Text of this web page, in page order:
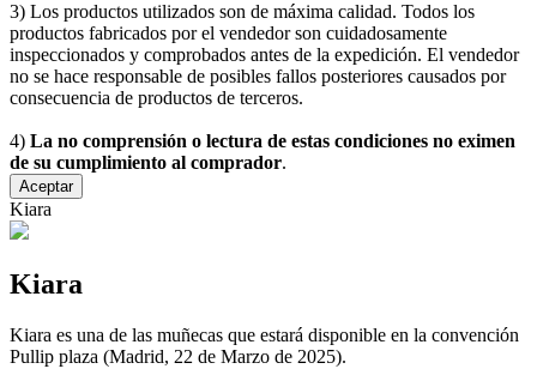
3) Los productos utilizados son de máxima calidad. Todos los
productos fabricados por el vendedor son cuidadosamente
inspeccionados y comprobados antes de la expedición. El vendedor
no se hace responsable de posibles fallos posteriores causados por
consecuencia de productos de terceros.
4) La no comprensión o lectura de estas condiciones no eximen
de su cumplimiento al comprador.
Aceptar
Kiara
Kiara
Kiara es una de las muñecas que estará disponible en la convención
Pullip plaza (Madrid, 22 de Marzo de 2025).